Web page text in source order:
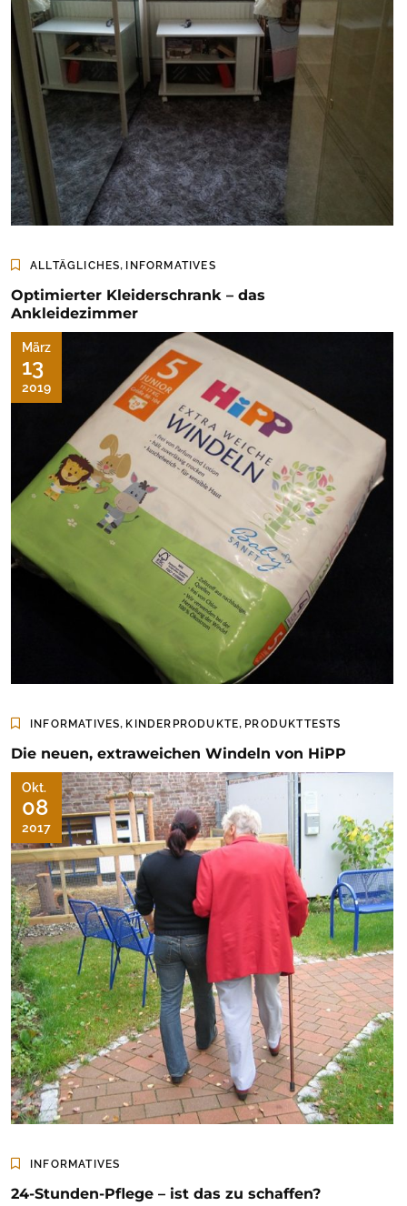
ALLTÄGLICHES, INFORMATIVES
Optimierter Kleiderschrank – das
Ankleidezimmer
März
13
2019
INFORMATIVES, KINDERPRODUKTE, PRODUKTTESTS
Die neuen, extraweichen Windeln von HiPP
Okt.
08
2017
INFORMATIVES
24-Stunden-Pflege – ist das zu schaffen?